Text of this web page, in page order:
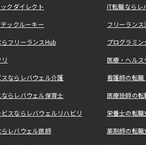
クダイレクト IT転職なら
ックルーキー フリーラン
フリーランスHub プログラミ
医療・ヘル
ならレバウェル介護 看護師の転
らレバウェル保育士 医療技師の
スならレバウェルリハビリ 栄養士の転
レバウェル医師 薬剤師の転